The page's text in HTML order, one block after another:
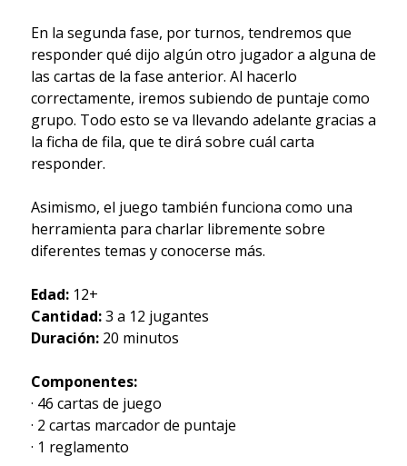
En la segunda fase, por turnos, tendremos que
responder qué dijo algún otro jugador a alguna de
las cartas de la fase anterior. Al hacerlo
correctamente, iremos subiendo de puntaje como
grupo. Todo esto se va llevando adelante gracias a
la ficha de fila, que te dirá sobre cuál carta
responder.
Asimismo, el juego también funciona como una
herramienta para charlar libremente sobre
diferentes temas y conocerse más.
Edad:12+
Cantidad:3 a 12 jugantes
Duración: 20 minutos
Componentes:
· 46 cartas de juego
· 2 cartas marcador de puntaje
· 1 reglamento